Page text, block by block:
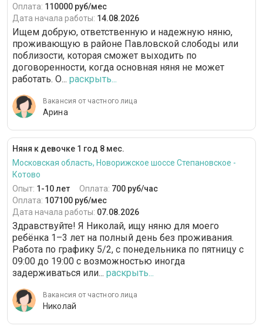
Оплата: 110000 руб/мес
Дата начала работы: 14.08.2026
Ищем добрую, ответственную и надежную няню,
проживающую в районе Павловской слободы или
поблизости, которая сможет выходить по
договоренности, когда основная няня не может
работать. О... раскрыть...
Вакансия от частного лица
Арина
Няня к девочке 1 год 8 мес.
Московская область, Новорижское шоссе Степановское -
Котово
Опыт: 1-10 лет Оплата: 700 руб/час
Оплата: 107100 руб/мес
Дата начала работы: 07.08.2026
Здравствуйте! Я Николай, ищу няню для моего
ребёнка 1–3 лет на полный день без проживания.
Работа по графику 5/2, с понедельника по пятницу с
09:00 до 19:00 с возможностью иногда
задерживаться или... раскрыть...
Вакансия от частного лица
Николай